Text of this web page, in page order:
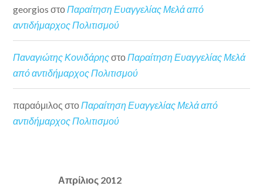
georgios στο Παραίτηση Ευαγγελίας Μελά από
αντιδήμαρχος Πολιτισμού
Παναγιώτης ΚονιδάρηςστοΠαραίτηση Ευαγγελίας Μελά
από αντιδήμαρχος Πολιτισμού
παραόμιλος στοΠαραίτηση Ευαγγελίας Μελά από
αντιδήμαρχος Πολιτισμού
Απρίλιος 2012